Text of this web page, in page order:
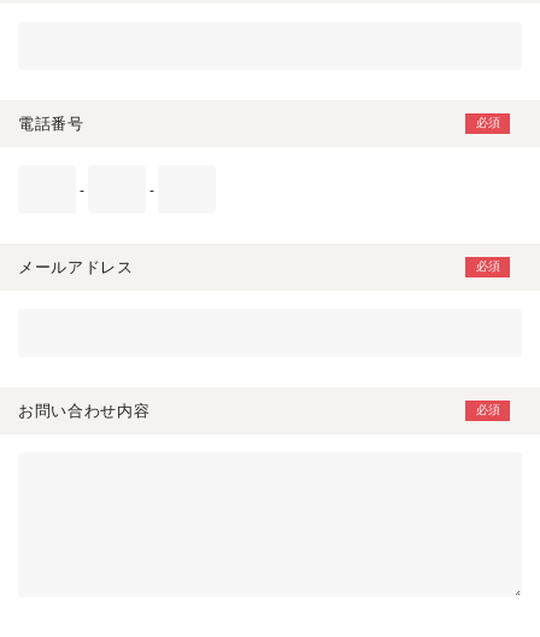
電話番号
- -
メールアドレス
お問い合わせ内容